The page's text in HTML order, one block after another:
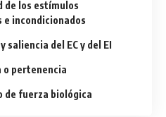
de los estímulos
e incondicionados
saliencia del EC y del EI
o pertenencia
de fuerza biológica